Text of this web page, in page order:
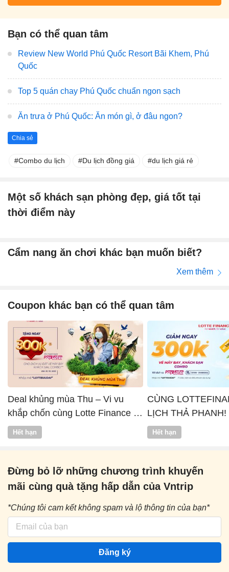
Bạn có thể quan tâm
Review New World Phú Quốc Resort Bãi Khem, Phú
Quốc
Top 5 quán chay Phú Quốc chuẩn ngon sạch
Ăn trưa ở Phú Quốc: Ăn món gì, ở đâu ngon?
Chia sẻ
Combo du lịch Du lịch đồng giá du lịch giá rẻ
Một số khách sạn phòng đẹp, giá tốt tại
thời điểm này
Cẩm nang ăn chơi khác bạn muốn biết?
Xem thêm
Coupon khác bạn có thể quan tâm
Deal khủng mùa Thu – Vi vu
khắp chốn cùng Lotte Finance x
Vntrip
Hết hạn
CÙNG
LỊCH THẢ PHANH!
Hết hạn
Đừng bỏ lỡ những chương trình khuyến
mãi cùng quà tặng hấp dẫn của Vntrip
*Chúng tôi cam kết không spam và lộ thông tin của bạn*
Đăng ký